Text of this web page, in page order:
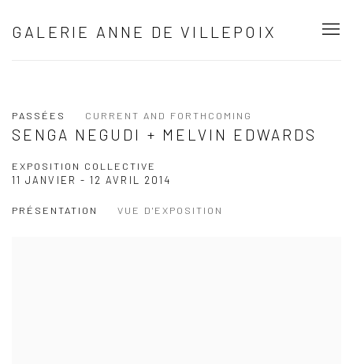
GALERIE ANNE DE VILLEPOIX
PASSÉES CURRENT AND FORTHCOMING
SENGA NEGUDI + MELVIN EDWARDS
EXPOSITION COLLECTIVE
11 JANVIER - 12 AVRIL 2014
PRÉSENTATION VUE D'EXPOSITION